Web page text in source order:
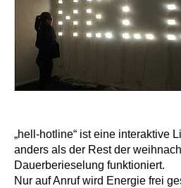
„hell-hotline“ ist eine interaktive
anders als der Rest der
Dauerberieselung funktioniert.
Nur auf Anruf wird Energie frei